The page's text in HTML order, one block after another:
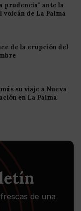
prudencia" ante la
de La Palma
de la erupción del
su viaje a Nueva
en La Palma
de una